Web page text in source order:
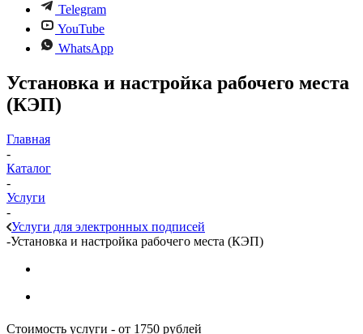
Telegram
YouTube
WhatsApp
Установка и настройка рабочего места
(КЭП)
Главная
-
Каталог
-
Услуги
-
Услуги для электронных подписей
-Установка и настройка рабочего места (КЭП)
Стоимость услуги - от 1750 рублей